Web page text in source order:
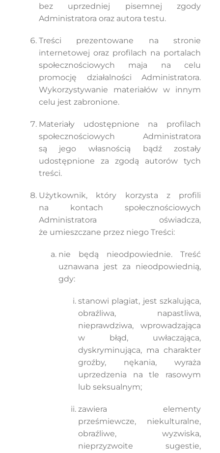
bez uprzedniej pisemnej zgody
Administratora oraz autora testu.
Treści prezentowane na stronie
internetowej oraz profilach na portalach
społecznościowych maja na celu
promocję działalności Administratora.
Wykorzystywanie materiałów w innym
celu jest zabronione.
Materiały udostępnione na profilach
społecznościowych Administratora
są jego własnością bądź zostały
udostępnione za zgodą autorów tych
treści.
Użytkownik, który korzysta z profili
na kontach społecznościowych
Administratora oświadcza,
że umieszczane przez niego Treści:
nie będą nieodpowiednie. Treść
uznawana jest za nieodpowiednią,
gdy:
stanowi plagiat, jest szkalująca,
obraźliwa, napastliwa,
nieprawdziwa, wprowadzająca
w błąd, uwłaczająca,
dyskryminująca, ma charakter
groźby, nękania, wyraża
uprzedzenia na tle rasowym
lub seksualnym;
zawiera elementy
prześmiewcze, niekulturalne,
obraźliwe, wyzwiska,
nieprzyzwoite sugestie,